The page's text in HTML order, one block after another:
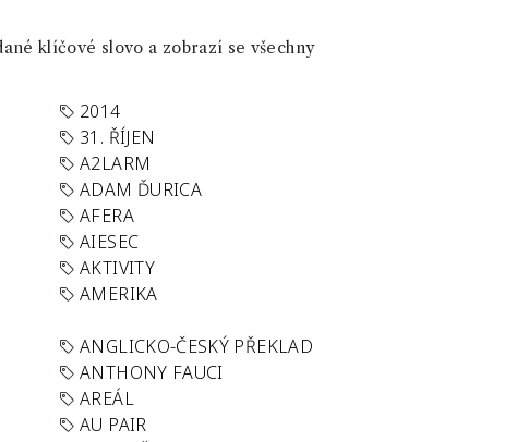
klíčové slovo a zobrazí se všechny
2014
31. ŘÍJEN
A2LARM
ADAM ĎURICA
AFERA
AIESEC
AKTIVITY
AMERIKA
ANGLICKO-ČESKÝ PŘEKLAD
ANTHONY FAUCI
AREÁL
AU PAIR